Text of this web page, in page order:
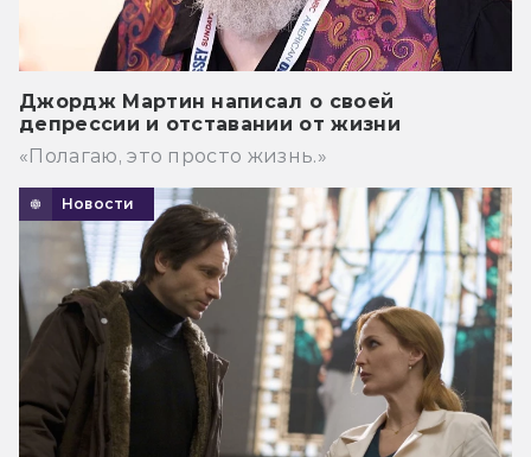
Джордж Мартин написал о своей
депрессии и отставании от жизни
«Полагаю, это просто жизнь.»
Новости